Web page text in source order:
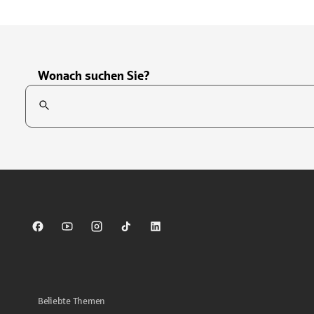
Wonach suchen Sie?
Suchfeld
Sparkasse auf Facebook
Sparkasse auf Youtube
Sparkasse auf Instagram
Sparkasse auf TikTok
Sparkasse auf LinkedIn
Beliebte Themen